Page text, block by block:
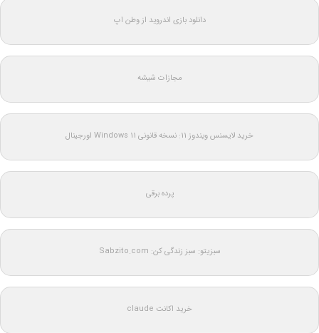
دانلود بازی اندروید از وطن اپ
مجازات شیشه
خرید لایسنس ویندوز 11: نسخه قانونی Windows 11 اورجینال
پرده برقی
سبزیتو: سبز زندگی کن: Sabzito.com
خرید اکانت claude